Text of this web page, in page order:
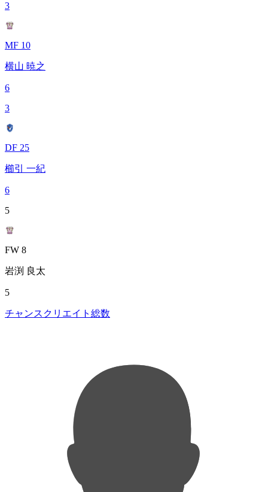
3
MF 10
横山 暁之
6
3
DF 25
櫛引 一紀
6
5
FW 8
岩渕 良太
5
チャンスクリエイト総数